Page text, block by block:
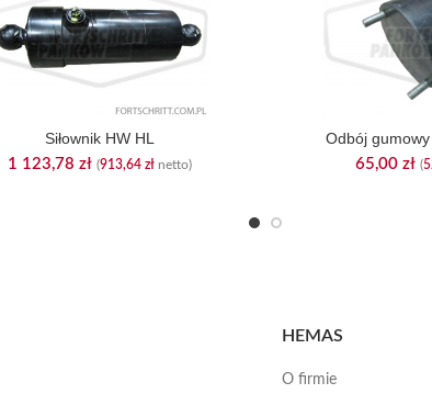
Siłownik HW HL
1 123,78 zł (913,64 złnetto)
Odbój
65,00 zł (
HEMAS
O firmie